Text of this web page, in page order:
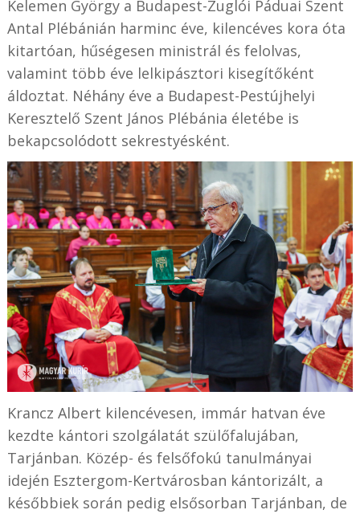
Kelemen György a Budapest-Zuglói Páduai Szent
Antal Plébánián harminc éve, kilencéves kora óta
kitartóan, hűségesen ministrál és felolvas,
valamint több éve lelkipásztori kisegítőként
áldoztat. Néhány éve a Budapest-Pestújhelyi
Keresztelő Szent János Plébánia életébe is
bekapcsolódott sekrestyésként.
Krancz Albert kilencévesen, immár hatvan éve
kezdte kántori szolgálatát szülőfalujában,
Tarjánban. Közép- és felsőfokú tanulmányai
idején Esztergom-Kertvárosban kántorizált, a
későbbiek során pedig elsősorban Tarjánban, de